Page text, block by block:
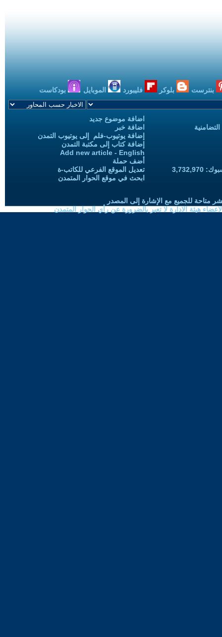
بنترست بلوكر فليبورد الموبايل بودكاست
اضافة موضوع جديد
اضافة خبر
إضافة يوتيوب-فلم إلى يوتيوب التمدن
إضافة كتاب إلى مكتبة التمدن
Add new article - English
أضف حملة
تعديل الموقع الفرعي للكاتب-ة
ابحث في موقع الحوار المتمدن
متاحة للجميع مع الإشارة إلى المصدر
هيئة الادارة لا تعبر بالضرورة عن رأي الحوار المتمدن